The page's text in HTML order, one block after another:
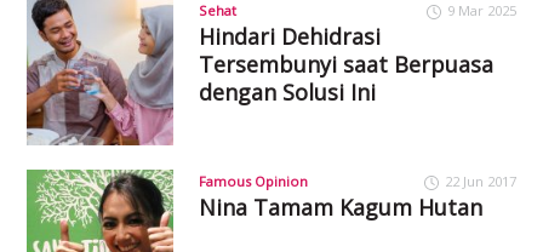
Sehat 9 Mar 2025
Hindari Dehidrasi
Tersembunyi saat Berpuasa
dengan Solusi Ini
Famous Opinion 22 Jun 2017
Nina Tamam Kagum Hutan